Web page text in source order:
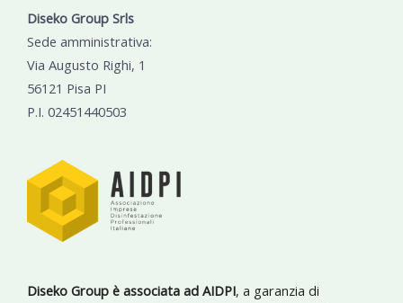
Diseko Group Srls
Sede amministrativa:
Via Augusto Righi, 1
56121 Pisa PI
P.I. 02451440503
Diseko Group è associata ad AIDPI, a garanzia di